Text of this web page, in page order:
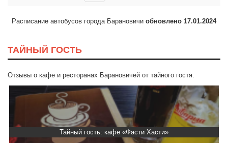
Расписание автобусов города Барановичи обновлено 17.01.2024
ТАЙНЫЙ ГОСТЬ
Отзывы о кафе и ресторанах Барановичей от тайного гостя.
Тайный гость: кафе «Фасти Хасти»